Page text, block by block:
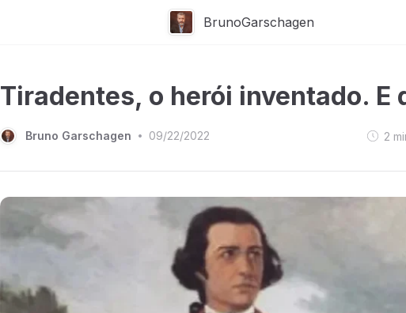
BrunoGarschagen
Tiradentes, o herói inventado. E
Bruno Garschagen • 09/22/2022 2